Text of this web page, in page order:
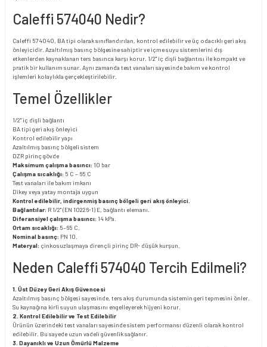
Caleffi 574040 Nedir?
Caleffi 574040, BA tipi olarak sınıflandırılan, kontrol edilebilir ve üç odacıklı geri akış
önleyicidir. Azaltılmış basınç bölgesine sahiptir ve içme suyu sistemlerini dış
etkenlerden kaynaklanan ters basınca karşı korur. 1/2" iç dişli bağlantısı ile kompakt ve
pratik bir kullanım sunar. Aynı zamanda test vanaları sayesinde bakım ve kontrol
işlemleri kolaylıkla gerçekleştirilebilir.
Temel Özellikler
1/2" iç dişli bağlantı
BA tipi geri akış önleyici
Kontrol edilebilir yapı
Azaltılmış basınç bölgeli sistem
DZR pirinç gövde
Maksimum çalışma basıncı: 10 bar
Çalışma sıcaklığı: 5 C – 65 C
Test vanaları ile bakım imkanı
Dikey veya yatay montaja uygun
Kontrol edilebilir, indirgenmiş basınç bölgeli geri akış önleyici.
Bağlantılar: R 1/2" (EN 10226-1) E, bağlantı elemanı.
Diferansiyel çalışma basıncı: 14 kPa.
Ortam sıcaklığı: 5–65 C.
Nominal basınç: PN 10.
Materyal: çinkosuzlaşmaya dirençli pirinç DR- düşük kurşun.
Neden Caleffi 574040 Tercih Edilmeli?
1. Üst Düzey Geri Akış Güvencesi
Azaltılmış basınç bölgesi sayesinde, ters akış durumunda sistemin geri tepmesini önler.
Su kaynağına kirli suyun ulaşmasını engelleyerek hijyeni korur.
2. Kontrol Edilebilir ve Test Edilebilir
Ürünün üzerindeki test vanaları sayesinde sistem performansı düzenli olarak kontrol
edilebilir. Bu sayede uzun vadeli güvenlik sağlanır.
3. Dayanıklı ve Uzun Ömürlü Malzeme